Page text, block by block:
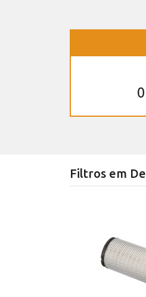
Filtros em